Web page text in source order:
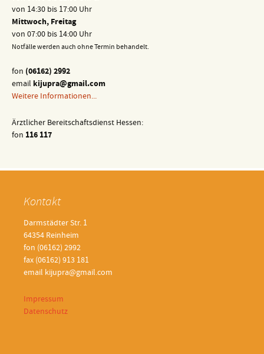
von 14:30 bis 17:00 Uhr
Mittwoch, Freitag
von 07:00 bis 14:00 Uhr
Notfälle werden auch ohne Termin behandelt.
fon (06162) 2992
email kijupra@gmail.com
Weitere Informationen...
Ärztlicher Bereitschaftsdienst Hessen:
fon 116 117
Kontakt
Darmstädter Str. 1
64354 Reinheim
fon (06162) 2992
fax (06162) 913 181
email kijupra@gmail.com
Impressum
Datenschutz